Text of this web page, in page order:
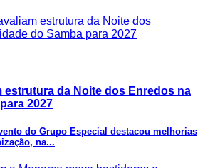
estrutura da Noite dos Enredos na
2027
do Grupo Especial destacou melhorias
na...